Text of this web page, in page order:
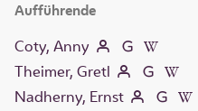
Aufführende
Coty, Anny
Theimer, Gretl
Nadherny, Ernst